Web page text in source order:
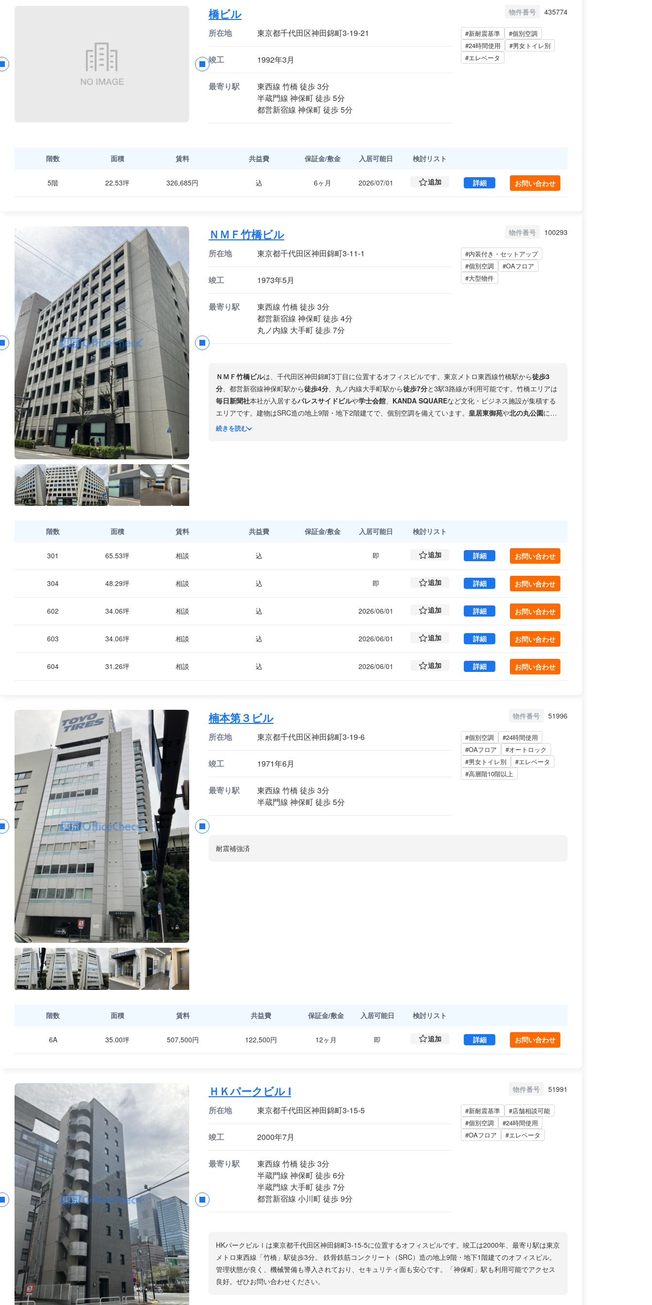
橋ビル 物件番号 435774
所在地 東京都千代田区神田錦町3-19-21
竣工 1992年3月
最寄り駅
東西線 竹橋 徒歩 3分
半蔵門線 神保町 徒歩 5分
都営新宿線 神保町 徒歩 5分
#新耐震基準
#個別空調
#24時間使用
#男女トイレ別
#エレベータ
階数 面積 賃料 共益費 保証金/敷金 入居可能日 検討リスト
5階 22.53坪 326,685円 込 6ヶ月 2026/07/01 追加 詳細橋ビル 5 (74.48㎡) ｜内神田エリア の賃貸オフィス・
お問い合わせ
ＮＭＦ竹橋ビル 物件番号 100293
所在地 東京都千代田区神田錦町3-11-1
竣工 1973年5月
最寄り駅
東西線 竹橋 徒歩 3分
都営新宿線 神保町 徒歩 4分
丸ノ内線 大手町 徒歩 7分
#内装付き・セットアップ
#個別空調
#OAフロア
#大型物件
ＮＭＦ竹橋ビルは、千代田区神田錦町3丁目に位置するオフィスビルです。東京メトロ東西線竹橋駅から徒歩3
分、都営新宿線神保町駅から徒歩4分、丸ノ内線大手町駅から徒歩7分と3駅3路線が利用可能です。竹橋エリアは
毎日新聞社本社が入居するパレスサイドビルや学士会館、 KANDA SQUAREなど文化・ビジネス施設が集積する
エリアです。建物はSRC造の地上9階・地下2階建てで、個別空調を備えています。 皇居東御苑や北の丸公園にも
近く、都心にありながら緑豊かな環境が魅力です。
続きを読む
階数 面積 賃料 共益費 保証金/敷金 入居可能日 検討リスト
301 65.53坪 相談 込 即 追加 詳細ＮＭＦ竹橋ビル 301 (216.63㎡) ｜内神田エリア の賃
お問い合わせ
304 48.29坪 相談 込 即 追加 詳細ＮＭＦ竹橋ビル 304 (159.64㎡) ｜内神田エリア の賃
お問い合わせ
602 34.06坪 相談 込 2026/06/01 追加 詳細ＮＭＦ竹橋ビル 602 (112.6㎡) ｜内神田エリア の賃
お問い合わせ
603 34.06坪 相談 込 2026/06/01 追加 詳細ＮＭＦ竹橋ビル 603 (112.6㎡) ｜内神田エリア の賃
お問い合わせ
604 31.26坪 相談 込 2026/06/01 追加 詳細ＮＭＦ竹橋ビル 604 (103.34㎡) ｜内神田エリア の賃
お問い合わせ
楠本第３ビル 物件番号 51996
所在地 東京都千代田区神田錦町3-19-6
竣工 1971年6月
最寄り駅
東西線 竹橋 徒歩 3分
半蔵門線 神保町 徒歩 5分
#個別空調
#24時間使用
#OAフロア
#オートロック
#男女トイレ別
#エレベータ
#高層階10階以上
耐震補強済
階数 面積 賃料 共益費 保証金/敷金 入居可能日 検討リスト
6A 35.00坪 507,500円 122,500円 12ヶ月 即 追加 詳細楠本第３ビル 6A (115.7㎡) ｜内神田エリア の賃貸オ
お問い合わせ
ＨＫパークビル I 物件番号 51991
所在地 東京都千代田区神田錦町3-15-5
竣工 2000年7月
最寄り駅
東西線 竹橋 徒歩 3分
半蔵門線 神保町 徒歩 6分
半蔵門線 大手町 徒歩 7分
都営新宿線 小川町 徒歩 9分
#新耐震基準
#店舗相談可能
#個別空調
#24時間使用
#OAフロア
#エレベータ
HKパークビルⅠは東京都千代田区神田錦町3-15-5に位置するオフィスビルです。竣工は2000年、最寄り駅は東京
メトロ東西線「竹橋」駅徒歩3分。 鉄骨鉄筋コンクリート（SRC）造の地上9階・地下1階建てのオフィスビル。
管理状態が良く、機械警備も導入されており、セキュリティ面も安心です。「神保町」駅も利用可能でアクセス
良好。ぜひお問い合わせください。